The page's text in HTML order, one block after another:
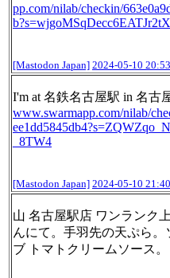
pp.com/nilab/checkin/663
[Mastodon Japan] 2024-05-10
I'm at 名鉄名古屋駅 in 名古
www.swarmapp.com/nilab/
_8TW4
[Mastodon Japan] 2024-05-10
山 名古屋駅店 ワンランク
んにて。手羽先の天ぷら。
ブ トマトクリームソース。